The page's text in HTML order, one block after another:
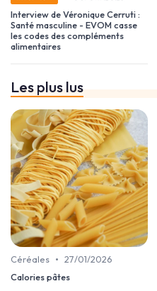
Interview de Véronique Cerruti :
Santé masculine - EVOM casse
les codes des compléments
alimentaires
Les plus lus
Céréales • 27/01/2026
Calories pâtes